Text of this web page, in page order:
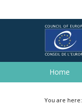
Home
You are here: